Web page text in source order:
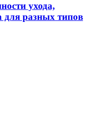
ухода,
разных типов